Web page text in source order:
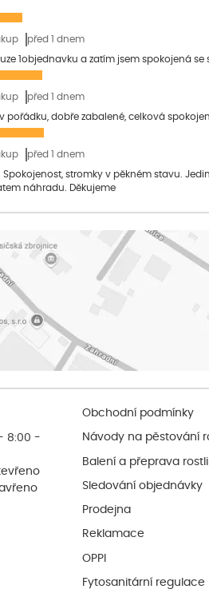
před 1 dnem
1objednavku a zatím jsem spokojená se
před 1 dnem
pořádku, dobře zabalené, celková
před 1 dnem
Spokojenost, stromky v pěkném stavu.
náhradu. Děkujeme
8:00 -
Obchodní podmínky
Návody na pěstování
Balení a přeprava
Sledování objednávky
Prodejna
Reklamace
OPPI
Fytosanitární regulace